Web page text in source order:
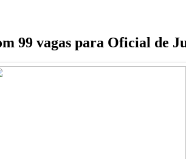
99 vagas para Oficial de